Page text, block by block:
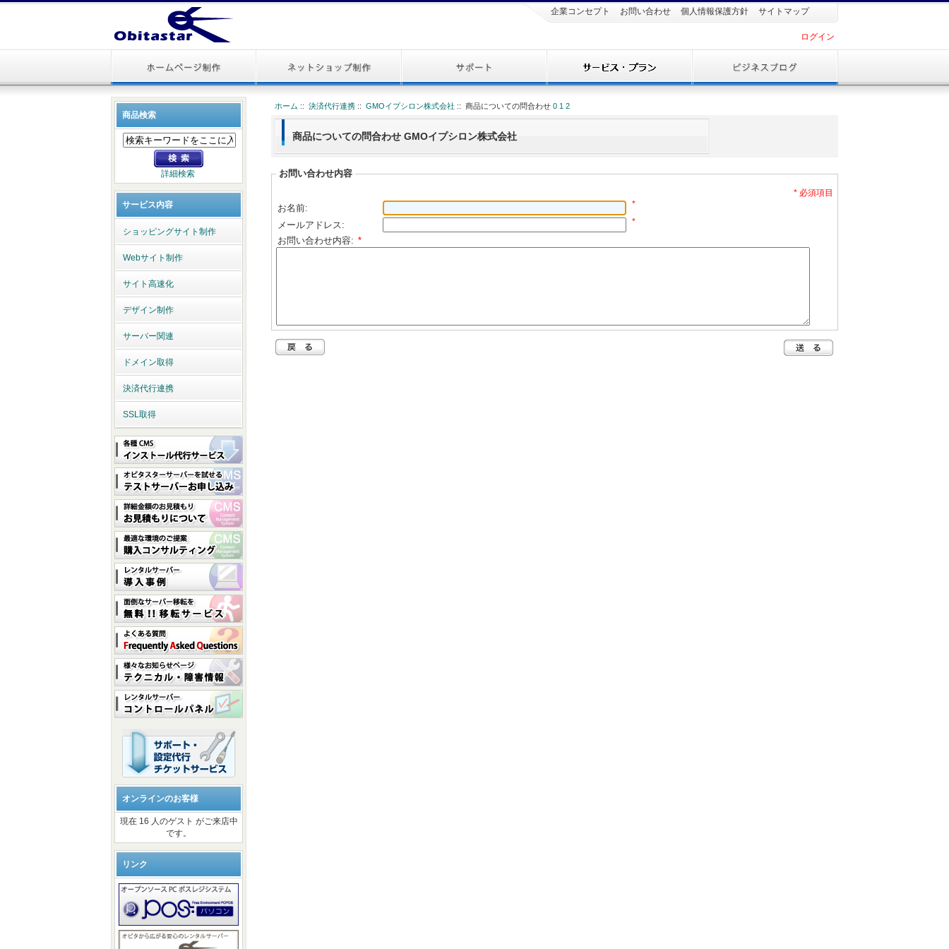
企業コンセプト お問い合わせ 個人情報保護方針 サイトマップ
ログイン
商品検索
詳細検索
サービス内容
ショッピングサイト制作
Webサイト制作
サイト高速化
デザイン制作
サーバー関連
ドメイン取得
決済代行連携
SSL取得
オンラインのお客様
現在 16 人のゲスト がご来店中
です。
リンク
ホーム ::決済代行連携 ::GMOイプシロン株式会社 :: 商品についての問合わせ0 1 2
商品についての問合わせ GMOイプシロン株式会社
お問い合わせ内容
* 必須項目
お名前: *
メールアドレス: *
お問い合わせ内容: *